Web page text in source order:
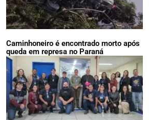
Caminhoneiro é encontrado morto após
queda em represa no Paraná